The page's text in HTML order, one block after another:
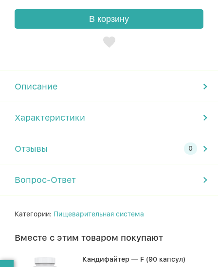
В корзину
Описание
Характеристики
Отзывы
Вопрос-Ответ
Категории: Пищеварительная система
Вместе с этим товаром покупают
Кандифайтер — F (90 капсул)